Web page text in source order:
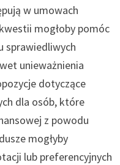
w umowach
mogłoby pomóc
sprawiedliwych
unieważnienia
dotyczące
dla osób, które
z powodu
mogłyby
lub preferencyjnych